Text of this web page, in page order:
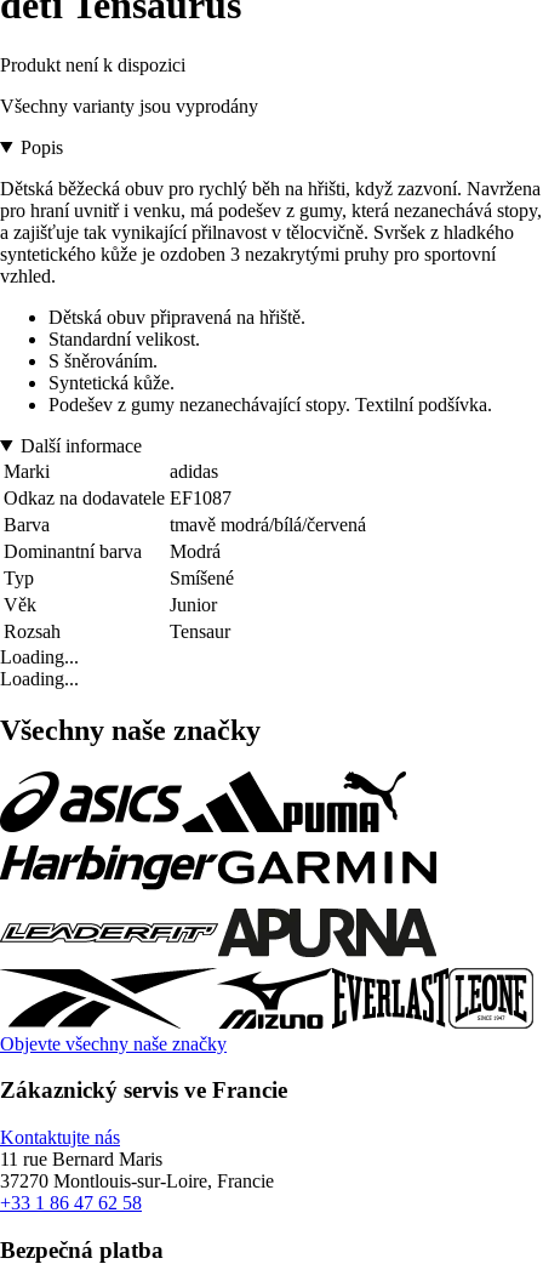
Produkt není k dispozici
Všechny varianty jsou vyprodány
Popis
Dětská běžecká obuv pro rychlý běh na hřišti, když zazvoní. Navržena
pro hraní uvnitř i venku, má podešev z gumy, která nezanechává stopy,
a zajišťuje tak vynikající přilnavost v tělocvičně. Svršek z hladkého
syntetického kůže je ozdoben 3 nezakrytými pruhy pro sportovní
vzhled.
Dětská obuv připravená na hřiště.
Standardní velikost.
S šněrováním.
Syntetická kůže.
Podešev z gumy nezanechávající stopy. Textilní podšívka.
Další informace
Marki
adidas
Odkaz na dodavatele EF1087
Barva
tmavě modrá/bílá/červená
Dominantní barva
Modrá
Typ
Smíšené
Věk
Junior
Rozsah
Tensaur
Loading...
Loading...
Všechny naše značky
Objevte všechny naše značky
Zákaznický servis ve Francie
Kontaktujte nás
11 rue Bernard Maris
37270 Montlouis-sur-Loire, Francie
+33 1 86 47 62 58
Bezpečná platba